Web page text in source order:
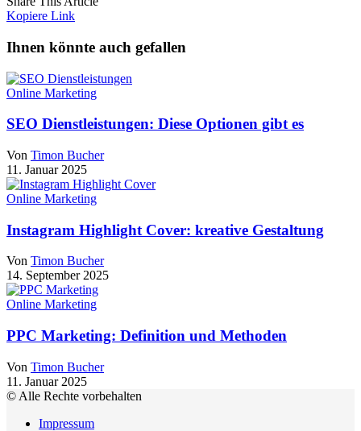
Kopiere Link
Ihnen könnte auch gefallen
Online Marketing
SEO Dienstleistungen: Diese Optionen gibt es
Von Timon Bucher
11. Januar 2025
Online Marketing
Instagram Highlight Cover: kreative Gestaltung
Von Timon Bucher
14. September 2025
Online Marketing
PPC Marketing: Definition und Methoden
Von Timon Bucher
11. Januar 2025
© Alle Rechte vorbehalten
Impressum